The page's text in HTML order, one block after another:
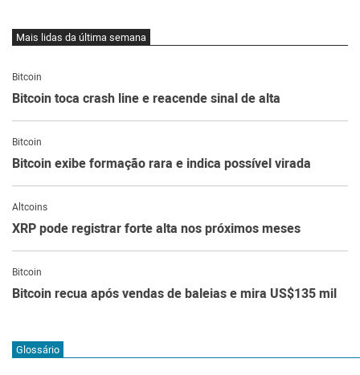
Mais lidas da última semana
Bitcoin
Bitcoin toca crash line e reacende sinal de alta
Bitcoin
Bitcoin exibe formação rara e indica possível virada
Altcoins
XRP pode registrar forte alta nos próximos meses
Bitcoin
Bitcoin recua após vendas de baleias e mira US$135 mil
Glossário